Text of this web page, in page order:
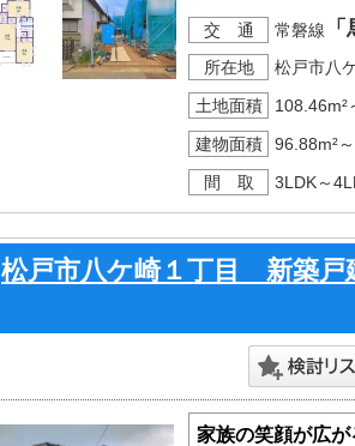
価書付き）。
木造軸組み工法の
った工法により「
交 通 常磐線
所在地
松戸市八
土地面積
108.46m²
建物面積
96.88m²
間 取
3LDK～
松戸市八ケ崎１丁目 新築
家族の笑顔が広